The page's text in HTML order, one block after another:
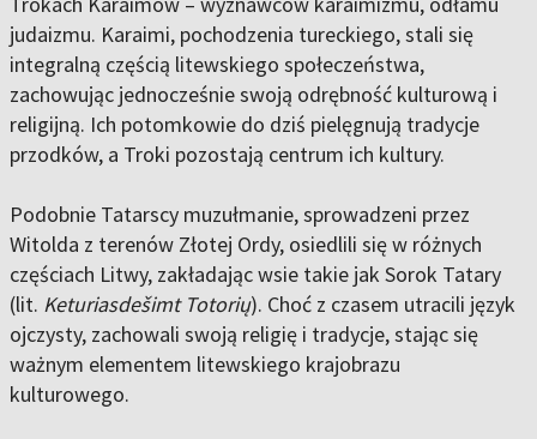
judaizmu. Karaimi, pochodzenia tureckiego, stali się
integralną częścią litewskiego społeczeństwa,
zachowując jednocześnie swoją odrębność kulturową i
religijną. Ich potomkowie do dziś pielęgnują tradycje
przodków, a Troki pozostają centrum ich kultury.
Podobnie Tatarscy muzułmanie, sprowadzeni przez
Witolda z terenów Złotej Ordy, osiedlili się w różnych
częściach Litwy, zakładając wsie takie jak Sorok Tatary
(lit. Keturiasdešimt Totorių). Choć z czasem utracili język
ojczysty, zachowali swoją religię i tradycje, stając się
ważnym elementem litewskiego krajobrazu
kulturowego.